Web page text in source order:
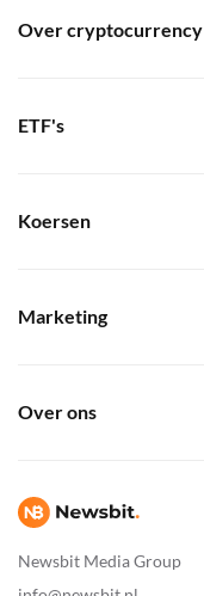
Newsbit Media Group
Over cryptocurrency
ETF's
Koersen
Marketing
Over ons